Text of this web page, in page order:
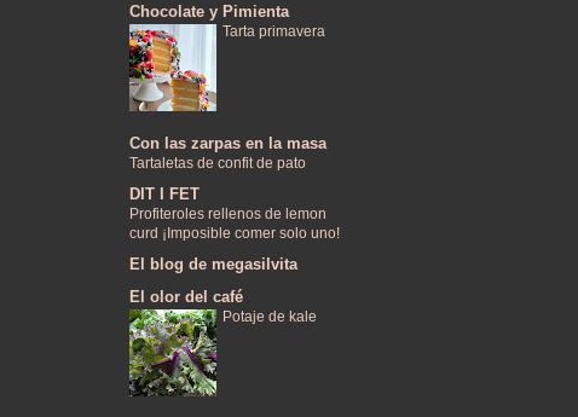
Chocolate y Pimienta
Tarta primavera
Con las zarpas en la masa
Tartaletas de confit de pato
DIT I FET
Profiteroles rellenos de lemon
curd ¡Imposible comer solo uno!
El blog de megasilvita
El olor del café
Potaje de kale